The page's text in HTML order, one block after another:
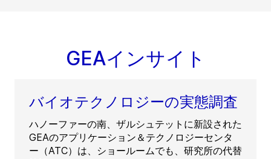
GEAインサイト
バイオテクノロジーの実態調査
ハノーファーの南、ザルシュテットに新設された
GEAのアプリケーション＆テクノロジーセンタ
ー（ATC）は、ショールームでも、研究所の代替